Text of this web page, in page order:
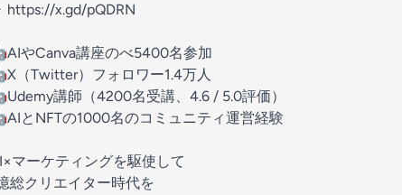
https://x.gd/pQDRN
やCanva講座のべ5400名参加
（Twitter）フォロワー1.4万人
講師（4200名受講、4.6 / 5.0評価）
とNFTの1000名のコミュニティ運営経験
マーケティングを駆使して
総クリエイター時代を